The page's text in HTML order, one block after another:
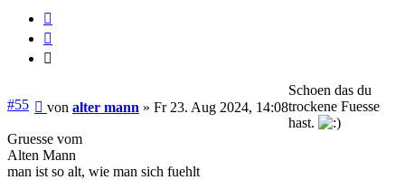
#55 Beitrag
von alter mann » Fr 23. Aug 2024, 14:08
Schoen das du
trockene Fuesse
hast.
Gruesse vom
Alten Mann
man ist so alt, wie man sich fuehlt